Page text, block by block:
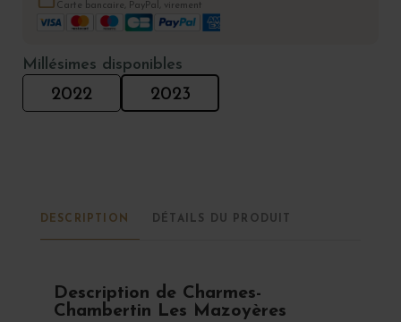
Carte bancaire, PayPal, virement
Millésimes disponibles
2022 2023
DESCRIPTION DÉTAILS DU PRODUIT
Description de Charmes-
Chambertin Les Mazoyères